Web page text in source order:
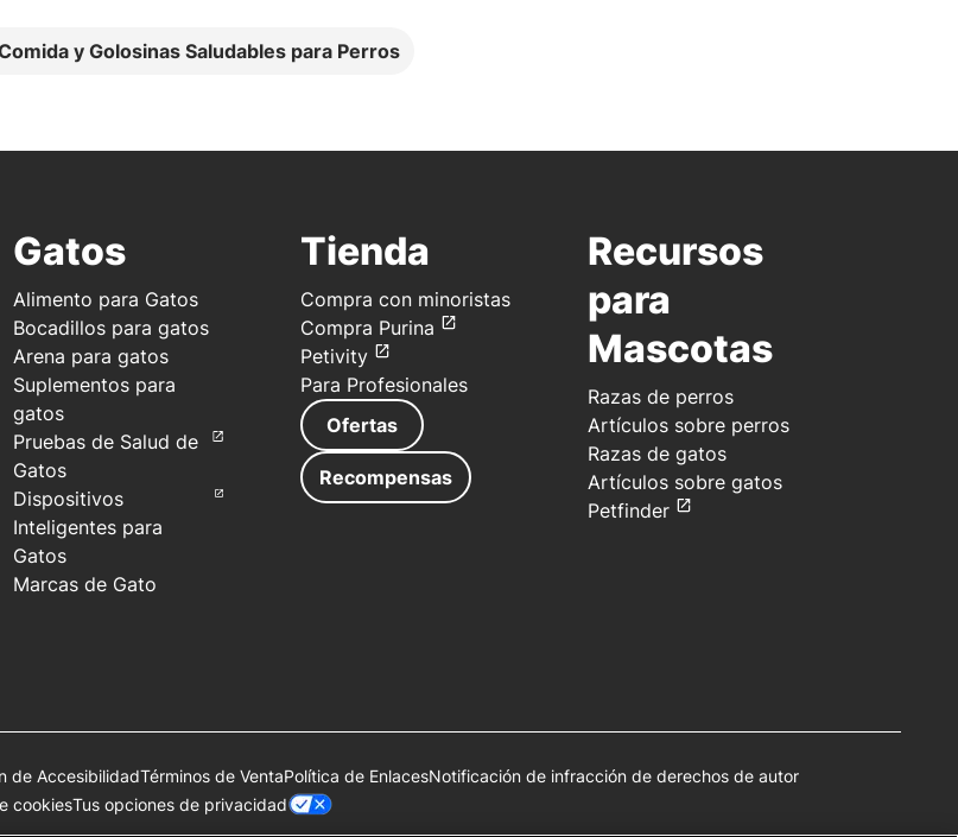
y Golosinas Saludables para Perros
Gatos
Alimento para Gatos
Bocadillos para gatos
Arena para gatos
Suplementos para
gatos
Pruebas de Salud de
Gatos
Dispositivos
Inteligentes para
Gatos
Marcas de Gato
Tienda
Compra con minoristas
Compra Purina
Petivity
Para Profesionales
Ofertas
Recompensas
Recursos
para
Mascotas
Razas de perros
Artículos sobre perros
Razas de gatos
Artículos sobre gatos
Petfinder
de AccesibilidadTérminos de VentaPolítica de EnlacesNotificación de infracción de derechos de autor
cookiesTus opciones de privacidad